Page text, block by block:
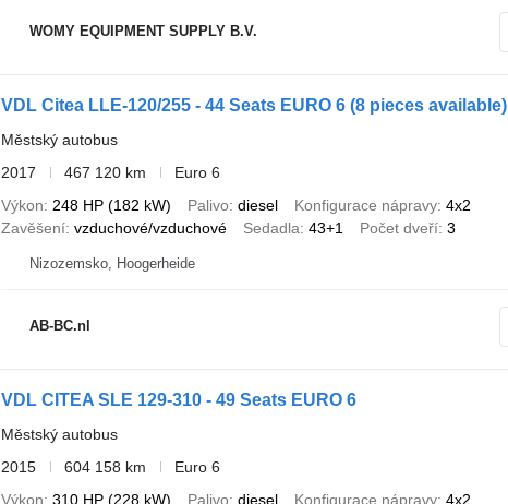
WOMY EQUIPMENT SUPPLY B.V.
VDL Citea LLE-120/255 - 44 Seats EURO 6 (8 pieces available)
Městský autobus
2017
467 120 km
Euro 6
Výkon
248 HP (182 kW) Palivo diesel Konfigurace nápravy 4x2
Zavěšení vzduchové/vzduchové Sedadla 43+1 Počet dveří 3
Nizozemsko, Hoogerheide
AB-BC.nl
VDL CITEA SLE 129-310 - 49 Seats EURO 6
Městský autobus
2015
604 158 km
Euro 6
Výkon 310 HP (228 kW) Palivo diesel Konfigurace nápravy 4x2